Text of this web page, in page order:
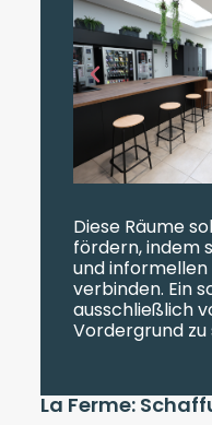
Diese Räume
fördern, indem
und
verbinden. Ein
ausschließlich
Vordergrund zu
La Ferme: